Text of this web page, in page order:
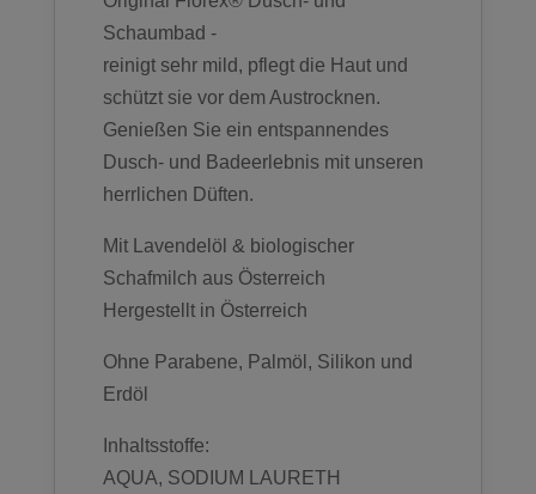
Schaumbad -
reinigt sehr mild, pflegt die Haut und
schützt sie vor dem Austrocknen.
Genießen Sie ein entspannendes
Dusch- und Badeerlebnis mit unseren
herrlichen Düften.
Mit Lavendelöl & biologischer
Schafmilch aus Österreich
Hergestellt in Österreich
Ohne Parabene, Palmöl, Silikon und
Erdöl
Inhaltsstoffe:
AQUA, SODIUM LAURETH